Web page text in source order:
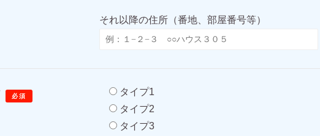
それ以降の住所（番地、部屋番号等）
必須
タイプ1
タイプ2
タイプ3